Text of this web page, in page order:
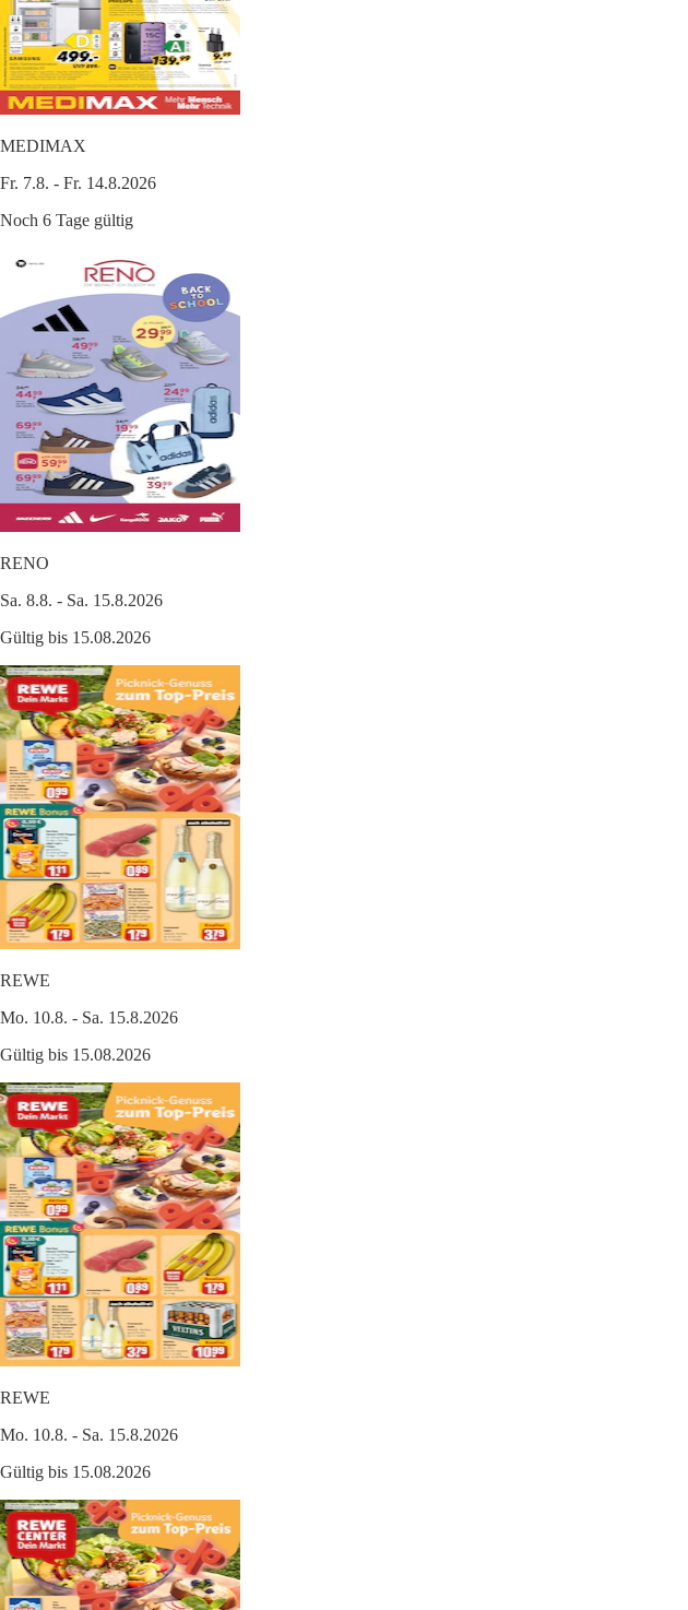
MEDIMAX
Fr. 7.8. - Fr. 14.8.2026
Noch 6 Tage gültig
RENO
Sa. 8.8. - Sa. 15.8.2026
Gültig bis 15.08.2026
REWE
Mo. 10.8. - Sa. 15.8.2026
Gültig bis 15.08.2026
REWE
Mo. 10.8. - Sa. 15.8.2026
Gültig bis 15.08.2026